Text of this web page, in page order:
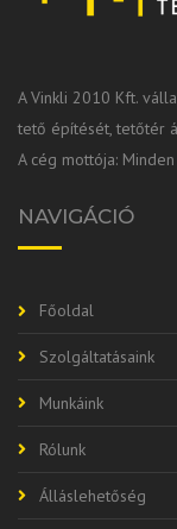
A Vinkli 2010 Kft.
tető építését, tetőtér
A cég mottója:
NAVIGÁCIÓ
Főoldal
Szolgáltatásaink
Munkáink
Rólunk
Álláslehetőség